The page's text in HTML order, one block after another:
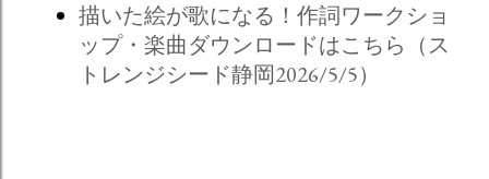
描いた絵が歌になる！作詞ワークショ
ップ・楽曲ダウンロードはこちら（ス
トレンジシード静岡2026/5/5）